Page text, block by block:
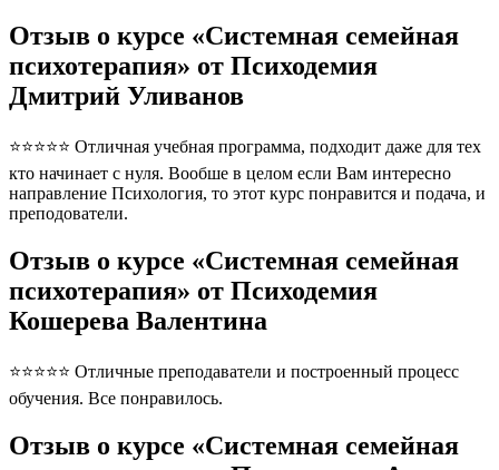
Отзыв о курсе «Системная семейная
психотерапия» от Психодемия
Дмитрий Уливанов
⭐⭐⭐⭐⭐ Отличная учебная программа, подходит даже для тех
кто начинает с нуля. Вообше в целом если Вам интересно
направление Психология, то этот курс понравится и подача, и
преподователи.
Отзыв о курсе «Системная семейная
психотерапия» от Психодемия
Кошерева Валентина
⭐⭐⭐⭐⭐ Отличные преподаватели и построенный процесс
обучения. Все понравилось.
Отзыв о курсе «Системная семейная